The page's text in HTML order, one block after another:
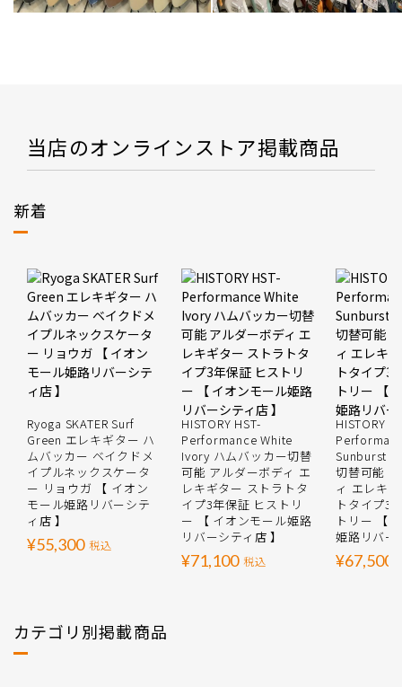
当店のオンラインストア掲載商品
新着
Ryoga SKATER Surf
Green エレキギター ハ
ムバッカー ベイクドメ
イプルネックスケータ
ー リョウガ 【 イオン
モール姫路リバーシテ
ィ店 】
¥55,300 税込
HISTORY HST-
Performance White
Ivory ハムバッカー切替
可能 アルダーボディ エ
レキギター ストラトタ
イプ3年保証 ヒストリ
ー 【 イオンモール姫路
リバーシティ店 】
¥71,100 税込
HISTORY
Sunburst
切替可能
ィ エレキ
トタイプ3
トリー 【
姫路リバー
¥67,500
カテゴリ別掲載商品